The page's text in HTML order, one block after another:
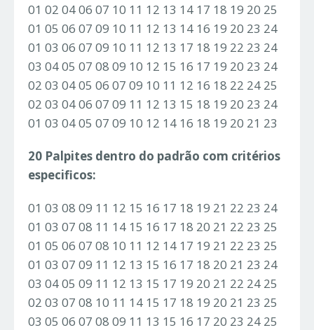
01 02 04 06 07 10 11 12 13 14 17 18 19 20 25
01 05 06 07 09 10 11 12 13 14 16 19 20 23 24
01 03 06 07 09 10 11 12 13 17 18 19 22 23 24
03 04 05 07 08 09 10 12 15 16 17 19 20 23 24
02 03 04 05 06 07 09 10 11 12 16 18 22 24 25
02 03 04 06 07 09 11 12 13 15 18 19 20 23 24
01 03 04 05 07 09 10 12 14 16 18 19 20 21 23
20 Palpites dentro do padrão com critérios
especificos:
01 03 08 09 11 12 15 16 17 18 19 21 22 23 24
01 03 07 08 11 14 15 16 17 18 20 21 22 23 25
01 05 06 07 08 10 11 12 14 17 19 21 22 23 25
01 03 07 09 11 12 13 15 16 17 18 20 21 23 24
03 04 05 09 11 12 13 15 17 19 20 21 22 24 25
02 03 07 08 10 11 14 15 17 18 19 20 21 23 25
03 05 06 07 08 09 11 13 15 16 17 20 23 24 25